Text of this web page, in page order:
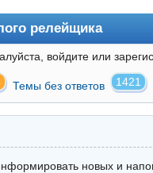
релейщика
войдите или
Темы без ответов 1421
новых и